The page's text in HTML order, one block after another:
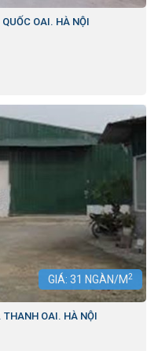
OAI. HÀ NỘI
GIÁ: 31 NGÀN/M2
THANH OAI. HÀ NỘI